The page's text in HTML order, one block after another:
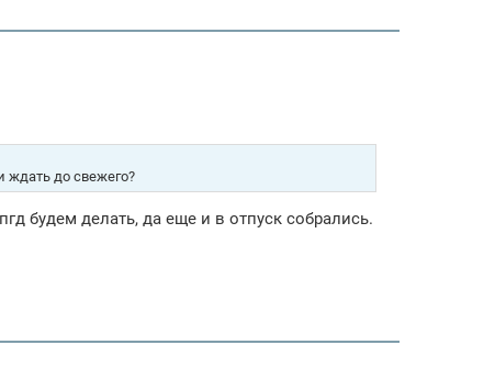
ждать до свежего?
будем делать, да еще и в отпуск собрались.